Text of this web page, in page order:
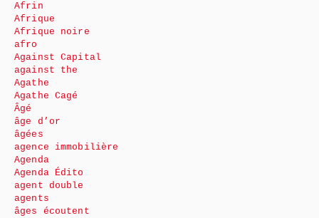
Afrin
Afrique
Afrique noire
afro
Against Capital
against the
Agathe
Agathe Cagé
Âgé
âge d’or
âgées
agence immobilière
Agenda
Agenda Édito
agent double
agents
âges écoutent